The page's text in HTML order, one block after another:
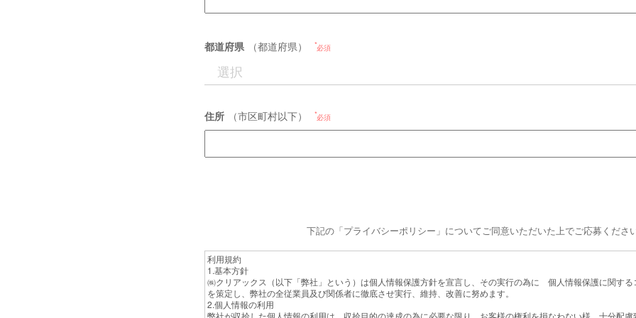
都道府県 （都道府県） 必須
住所 （市区町村以下） 必須
下記の「プライバシーポリシー」についてご同意いただいた上でご応募ください
利用規約
1.基本方針
㈱クリアックス（以下「弊社」という）は個人情報保護方針を宣言し、その実行の為に 個人情報保護に関する
を策定し、弊社の全従業員及び関係者に徹底させ実行、維持、改善に努めます。
2.個人情報の利用
弊社が収拾した個人情報の利用は、収拾目的の達成の為に必要な限り、お客様の権利を損なわない様、十分配慮